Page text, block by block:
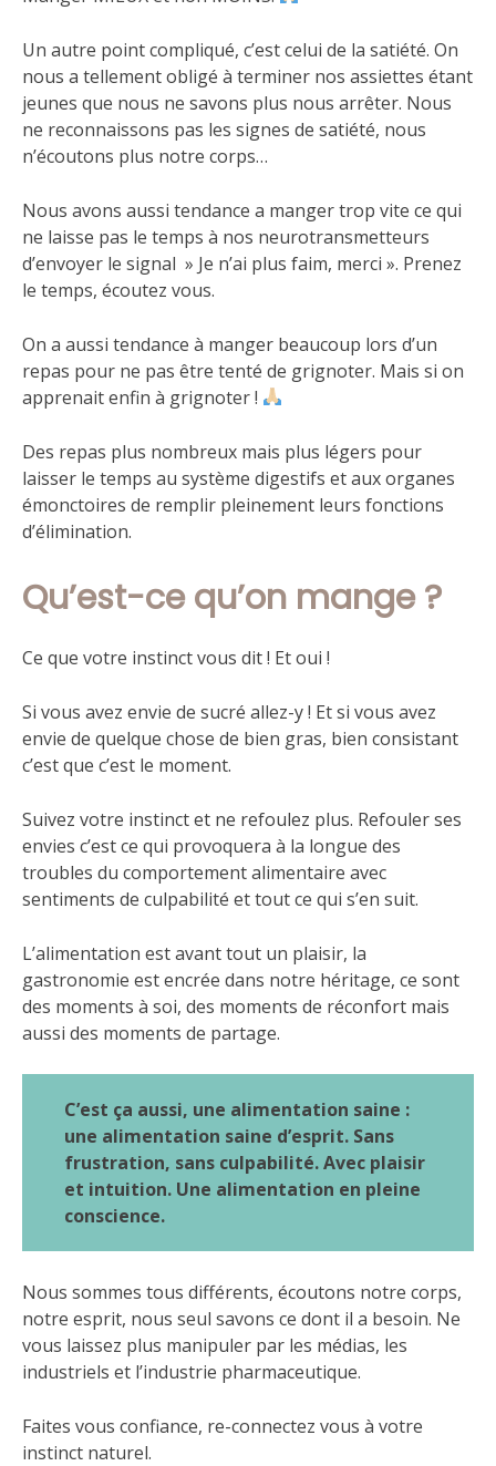
Un autre point compliqué, c’est celui de la satiété. On
nous a tellement obligé à terminer nos assiettes étant
jeunes que nous ne savons plus nous arrêter. Nous
ne reconnaissons pas les signes de satiété, nous
n’écoutons plus notre corps…
Nous avons aussi tendance a manger trop vite ce qui
ne laisse pas le temps à nos neurotransmetteurs
d’envoyer le signal » Je n’ai plus faim, merci ». Prenez
le temps, écoutez vous.
On a aussi tendance à manger beaucoup lors d’un
repas pour ne pas être tenté de grignoter. Mais si on
apprenait enfin à grignoter !
Des repas plus nombreux mais plus légers pour
laisser le temps au système digestifs et aux organes
émonctoires de remplir pleinement leurs fonctions
d’élimination.
Qu’est-ce qu’on mange ?
Ce que votre instinct vous dit ! Et oui !
Si vous avez envie de sucré allez-y ! Et si vous avez
envie de quelque chose de bien gras, bien consistant
c’est que c’est le moment.
Suivez votre instinct et ne refoulez plus. Refouler ses
envies c’est ce qui provoquera à la longue des
troubles du comportement alimentaire avec
sentiments de culpabilité et tout ce qui s’en suit.
L’alimentation est avant tout un plaisir, la
gastronomie est encrée dans notre héritage, ce sont
des moments à soi, des moments de réconfort mais
aussi des moments de partage.
C’est ça aussi, une alimentation saine :
une alimentation saine d’esprit. Sans
frustration, sans culpabilité. Avec plaisir
et intuition. Une alimentation en pleine
conscience.
Nous sommes tous différents, écoutons notre corps,
notre esprit, nous seul savons ce dont il a besoin. Ne
vous laissez plus manipuler par les médias, les
industriels et l’industrie pharmaceutique.
Faites vous confiance, re-connectez vous à votre
instinct naturel.